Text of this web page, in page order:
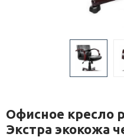
Офисное кресло
Экстра экокожа